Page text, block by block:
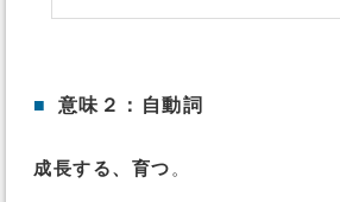
■ 意味２：自動詞
成長する、育つ 。